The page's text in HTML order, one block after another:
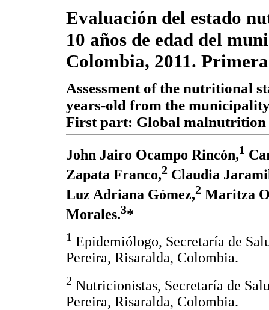
Evaluación del estado
10 años de edad del
Colombia, 2011.
Assessment of the nutritional
years-old from the
First part: Global malnutrition
John Jairo Ocampo Rincón,1
Zapata Franco,2 Claudia
Luz Adriana Gómez,2 Maritza
Morales.3*
1 Epidemiólogo, Secretaría de
Pereira, Risaralda, Colombia.
2 Nutricionistas, Secretaría de
Pereira, Risaralda, Colombia.